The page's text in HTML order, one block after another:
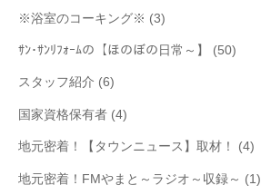
※浴室のコーキング※ (3)
ｻﾝ･ｻﾝﾘﾌｫｰﾑの【ほのぼの日常～】 (50)
スタッフ紹介 (6)
国家資格保有者 (4)
地元密着！【タウンニュース】取材！ (4)
地元密着！FMやまと～ラジオ～収録～ (1)